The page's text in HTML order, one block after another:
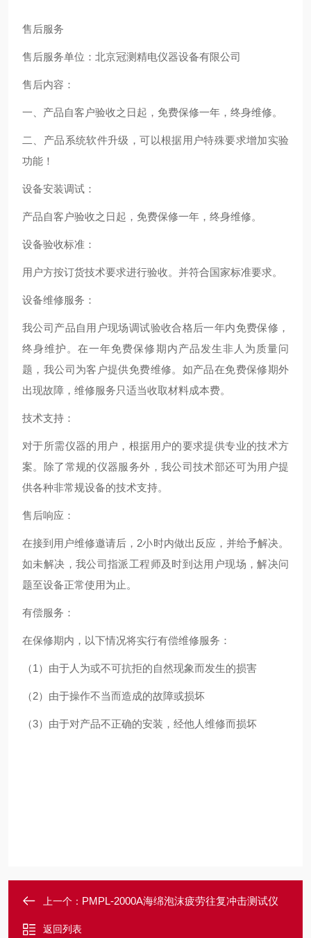
售后服务
售后服务单位：北京冠测精电仪器设备有限公司
售后内容：
一、产品自客户验收之日起，免费保修一年，终身维修。
二、产品系统软件升级，可以根据用户特殊要求增加实验
功能！
设备安装调试：
产品自客户验收之日起，免费保修一年，终身维修。
设备验收标准：
用户方按订货技术要求进行验收。并符合国家标准要求。
设备维修服务：
我公司产品自用户现场调试验收合格后一年内免费保修，
终身维护。在一年免费保修期内产品发生非人为质量问
题，我公司为客户提供免费维修。如产品在免费保修期外
出现故障，维修服务只适当收取材料成本费。
技术支持：
对于所需仪器的用户，根据用户的要求提供专业的技术方
案。除了常规的仪器服务外，我公司技术部还可为用户提
供各种非常规设备的技术支持。
售后响应：
在接到用户维修邀请后，2小时内做出反应，并给予解决。
如未解决，我公司指派工程师及时到达用户现场，解决问
题至设备正常使用为止。
有偿服务：
在保修期内，以下情况将实行有偿维修服务：
（1）由于人为或不可抗拒的自然现象而发生的损害
（2）由于操作不当而造成的故障或损坏
（3）由于对产品不正确的安装，经他人维修而损坏
上一个： PMPL-2000A海绵泡沫疲劳往复冲击测试仪
返回列表